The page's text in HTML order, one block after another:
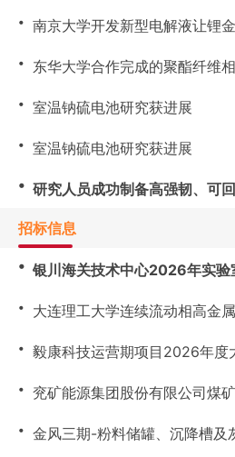
・ 南京大学开发新型电解液让锂
・ 东华大学合作完成的聚酯纤维
・ 室温钠硫电池研究获进展
・ 室温钠硫电池研究获进展
・ 研究人员成功制备高强韧、可
招标信息
・ 银川海关技术中心2026年实验
・ 大连理工大学连续流动相高金
・ 毅康科技运营期项目2026年度
・ 兖矿能源集团股份有限公司煤
・ 金风三期-粉料储罐、沉降槽及